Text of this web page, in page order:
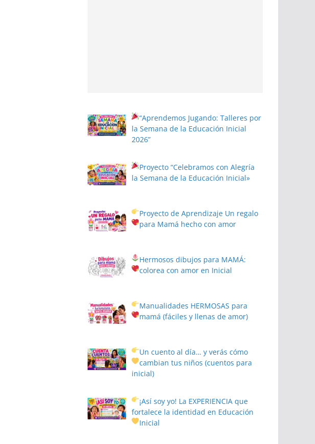
“Aprendemos Jugando: Talleres por
la Semana de la Educación Inicial
2026”
Proyecto“Celebramos con Alegría
la Semana de la Educación Inicial»
Proyecto de Aprendizaje Un regalo
para Mamá hecho con amor
Hermosos dibujos para MAMÁ:
colorea con amor en Inicial
Manualidades HERMOSAS para
mamá (fáciles y llenas de amor)
Un cuento al día… y verás cómo
cambian tus niños(cuentos para
inicial)
¡Así soy yo! La EXPERIENCIA que
fortalece la identidad en Educación
Inicial